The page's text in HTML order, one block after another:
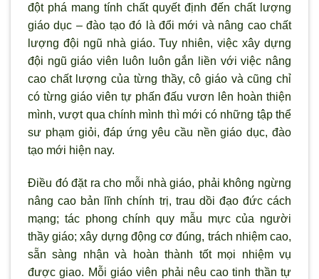
đột phá mang tính chất quyết định đến chất lượng
giáo dục – đào tạo đó là đổi mới và nâng cao chất
lượng đội ngũ nhà giáo. Tuy nhiên, việc xây dựng
đội ngũgiáo viên luôn luôn gắn liền với việc nâng
cao chất lượng của từng thầy, cô giáo và cũng chỉ
có từng giáo viên tự phấn đấu vươn lên hoàn thiện
mình, vượt qua chính mình thì mới có những tập thể
sư phạm giỏi, đáp ứng yêu cầu nền giáo dục, đào
tạo mới hiện nay.
Điều đó đặt ra cho mỗi nhà giáo, phải không ngừng
nâng cao bản lĩnh chính trị, trau dồi đạo đức cách
mạng; tác phong chính quy mẫu mực của người
thầy giáo; xây dựng động cơ đúng, trách nhiệm cao,
sẵn sàng nhận và hoàn thành tốt mọi nhiệm vụ
được giao. Mỗi giáoviên phải nêu cao tinh thần tự